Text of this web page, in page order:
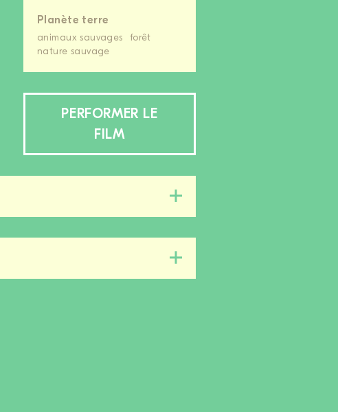
Planète terre
animaux sauvages
forêt
nature sauvage
PERFORMER LE
FILM